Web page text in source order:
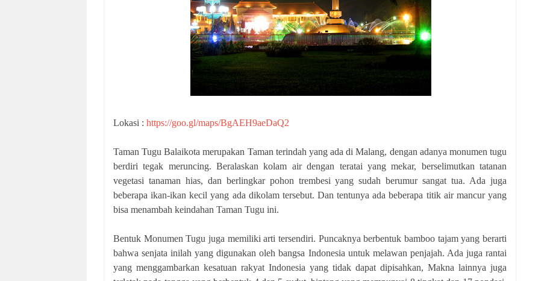
Lokasi : https://goo.gl/maps/BgAEH9aeDaQ2
Taman Tugu Balaikota merupakan Taman terindah yang ada di Malang, dengan adanya monumen tugu
berdiri tegak meruncing. Beralaskan kolam air dengan teratai yang mekar, berselimutkan tatanan
vegetasi tanaman hias, dan berlingkar pohon trembesi yang sudah berumur sangat tua. Ada juga
beberapa ikan-ikan kecil yang ada dikolam tersebut. Dan tentunya ada beberapa titik air mancur yang
bisa menambah keindahan Taman Tugu ini.
Bentuk Monumen Tugu juga memiliki arti tersendiri. Puncaknya berbentuk bamboo tajam yang berarti
bahwa senjata inilah yang digunakan oleh bangsa Indonesia untuk melawan penjajah. Ada juga rantai
yang menggambarkan kesatuan rakyat Indonesia yang tidak dapat dipisahkan, Makna lainnya juga